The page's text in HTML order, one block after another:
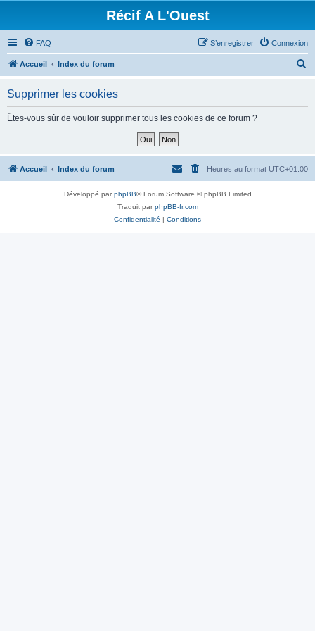
Récif A L'Ouest
FAQ Connexion
S’enregistrer
Accueil Index du forum
h
Supprimer les cookies
Êtes-vous sûr de vouloir supprimer tous les cookies de ce forum ?
Accueil Index du forum Heures au format UTC+01:00
Développé parphpBB® Forum Software © phpBB Limited
Traduit parphpBB-fr.com
Confidentialité | Conditions